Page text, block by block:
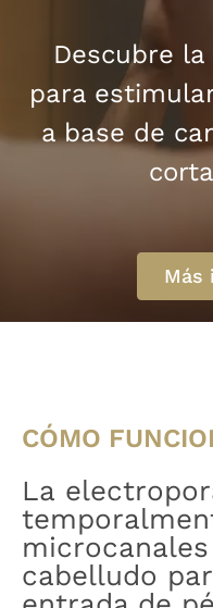
Descubre
para
a base de
Más
CÓMO
La
cabelludo